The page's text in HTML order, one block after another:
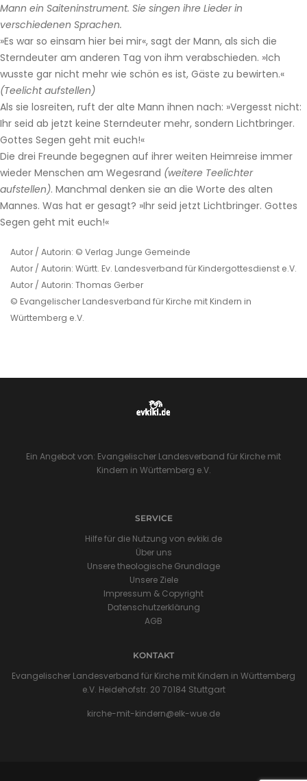
Mann ein Saiteninstrument. Sie singen ihre Lieder in
verschiedenen Sprachen.
»Es war so einsam hier bei mir«, sagt der Mann, als sich die
Sterndeuter am anderen Tag von ihm verabschieden. »Ich
wusste gar nicht mehr wie schön es ist, Gäste zu bewirten.«
(Teelicht aufstellen)
Als sie losreiten, ruft der alte Mann ihnen nach: »Vergesst nicht:
Ihr seid ab jetzt keine Sterndeuter mehr, sondern Lichtbringer.
Gottes Segen geht mit euch!«
Die drei Freunde begegnen auf ihrer weiten Heimreise immer
wieder Menschen am Wegesrand (weitere Teelichter
aufstellen). Manchmal denken sie an die Worte des alten
Mannes. Was hat er gesagt? »Ihr seid jetzt Lichtbringer. Gottes
Segen geht mit euch!«
Autor / Autorin: © Verlag Junge Gemeinde
Autor / Autorin: Württ. Ev. Landesverband für Kindergottesdienst e.V.
Autor / Autorin: Thomas Gerber
© Evangelischer Landesverband für Kirche mit Kindern in
Württemberg e.V.
Ein Angebot von: Evangelischer Landesverband für Kirche mit
Kindern in Württemberg e.V.
SERVICE
Hilfe für die Nutzung von evkiki.de
Über uns
Unsere theologische Grundlage
Unsere Ziele
Impressum & Copyright
Datenschutzerklärung
AGB
KONTAKT
Evangelischer Landesverband für Kirche mit Kindern in Württemberg
e.V. Heidehofstr. 20 70184 Stuttgart
kirche-mit-kindern@elk-wue.de